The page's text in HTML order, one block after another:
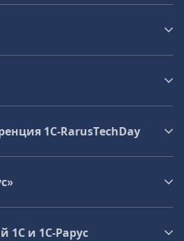
1C‑RarusTechDay
и 1С‑Рарус